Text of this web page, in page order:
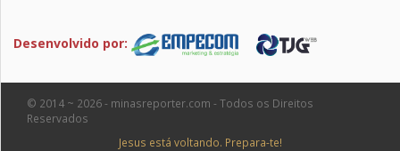
Desenvolvido por:
© 2014 ~ 2026 - minasreporter.com - Todos os Direitos
Reservados
Jesus está voltando. Prepara-te!